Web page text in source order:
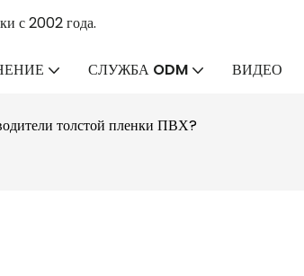
с 2002 года.
СЛУЖБА ODM ВИДЕО
толстой пленки ПВХ?